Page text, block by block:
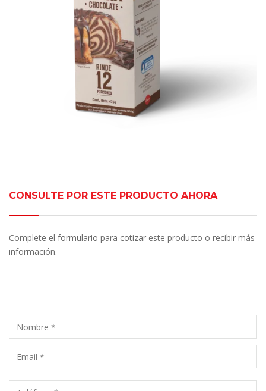
CONSULTE POR ESTE PRODUCTO AHORA
Complete el formulario para cotizar este producto o recibir más
información.